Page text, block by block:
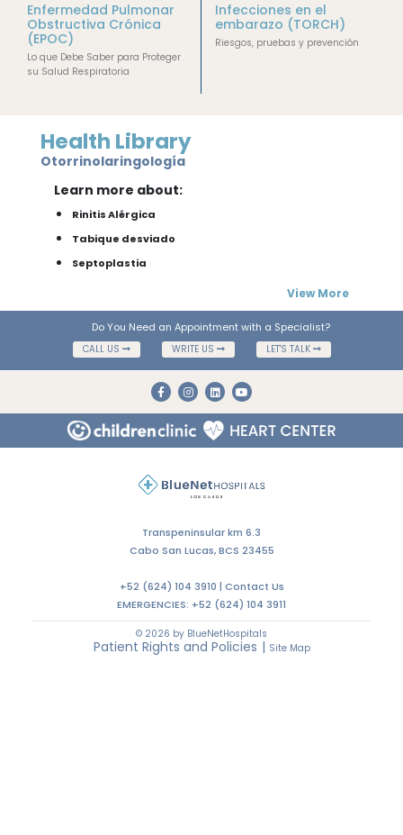
Enfermedad Pulmonar
Obstructiva Crónica
(EPOC)
Lo que Debe Saber para Proteger
su Salud Respiratoria
Infecciones en el
embarazo (TORCH)
Riesgos, pruebas y prevención
Health Library
Otorrinolaringología
Learn more about:
Rinitis Alérgica
Tabique desviado
Septoplastia
View More
Do You Need an Appointment with a Specialist?
CALL US WRITE US LET'S TALK
Transpeninsular km 6.3
Cabo San Lucas, BCS 23455
+52 (624) 104 3910 | Contact Us
EMERGENCIES: +52 (624) 104 3911
© 2026 by BlueNetHospitals
Patient Rights and Policies | Site Map